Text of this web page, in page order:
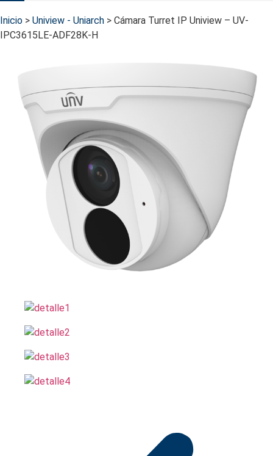
Inicio > Uniview - Uniarch > Cámara Turret IP Uniview – UV-
IPC3615LE-ADF28K-H